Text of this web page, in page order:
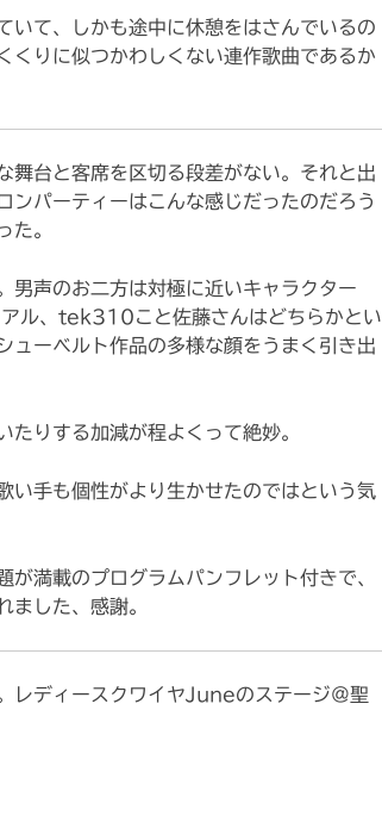
いて、しかも途中に休憩をはさんでいるの
くりに似つかわしくない連作歌曲であるか
舞台と客席を区切る段差がない。それと出
ンパーティーはこんな感じだったのだろう
た。
男声のお二方は対極に近いキャラクター
ル、tek310こと佐藤さんはどちらかとい
ューベルト作品の多様な顔をうまく引き出
たりする加減が程よくって絶妙。
い手も個性がより生かせたのではという気
満載のプログラムパンフレット付きで、
ました、感謝。
レディースクワイヤJuneのステージ＠聖